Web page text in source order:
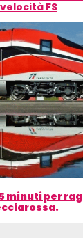
FS
minuti per